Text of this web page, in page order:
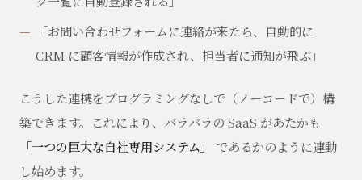
「お問い合わせフォームに連絡が来たら、自動的に
CRM に顧客情報が作成され、担当者に通知が飛ぶ」
こうした連携をプログラミングなしで（ノーコードで）構
築できます。これにより、バラバラの SaaS があたかも
「一つの巨大な自社専用システム」
であるかのように連動
し始めます。